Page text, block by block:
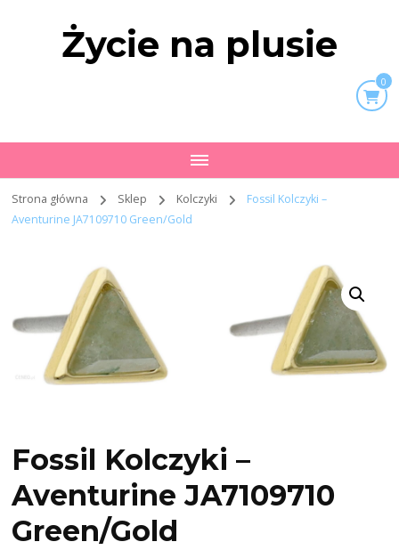
Życie na plusie
0
Strona główna Sklep Kolczyki
Fossil Kolczyki –
Aventurine JA7109710 Green/Gold
Fossil Kolczyki –
Aventurine JA7109710
Green/Gold